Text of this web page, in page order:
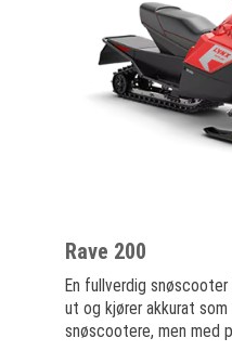
Rave 200
En fullverdig
ut og kjører akkurat som
snøscootere, men med